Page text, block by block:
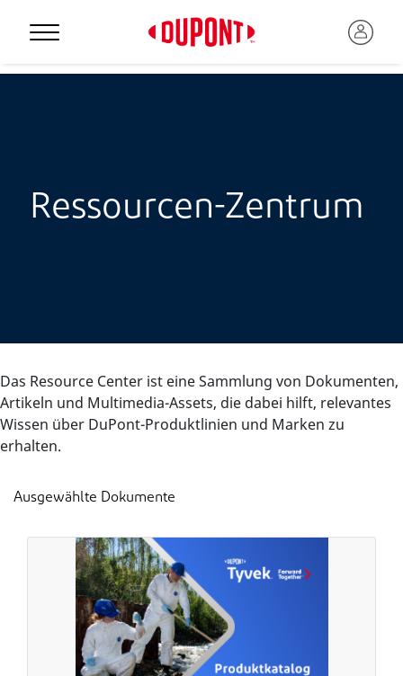
Ressourcen-Zentrum
Das Resource Center ist eine Sammlung von Dokumenten,
Artikeln und Multimedia-Assets, die dabei hilft, relevantes
Wissen über DuPont-Produktlinien und Marken zu
erhalten.
Ausgewählte Dokumente